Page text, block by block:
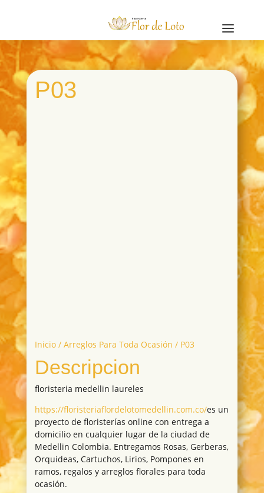
a
P03
Inicio/ Arreglos Para Toda Ocasión / P03
Descripcion
floristeria medellin laureles
https://floristeriaflordelotomedellin.com.co/es un
proyecto de floristerías online con entrega a
domicilio en cualquier lugar de la ciudad de
Medellin Colombia. Entregamos Rosas, Gerberas,
Orquideas, Cartuchos, Lirios, Pompones en
ramos, regalos y arreglos florales para toda
ocasión.